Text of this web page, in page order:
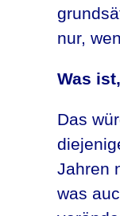
nur,
Was
Das
Jahren
was